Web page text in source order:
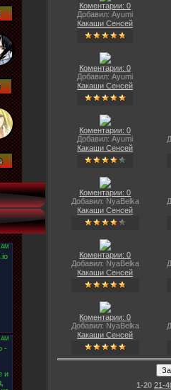
Коментарии: 0
Добавил: Ayumi
Какаши Сенсей
Коментарии: 0
Добавил: Ayumi
Какаши Сенсей
Коментарии: 0
Добавил: Ayumi
Какаши Сенсей
Коментарии: 0
Добавил: NyaBelka
Какаши Сенсей
Коментарии: 0
Добавил: NyaBelka
Какаши Сенсей
Коментарии: 0
Добавил: NyaBelka
Какаши Сенсей
1-20 21-